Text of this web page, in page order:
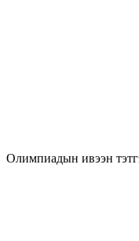
Олимпиадын ивээн